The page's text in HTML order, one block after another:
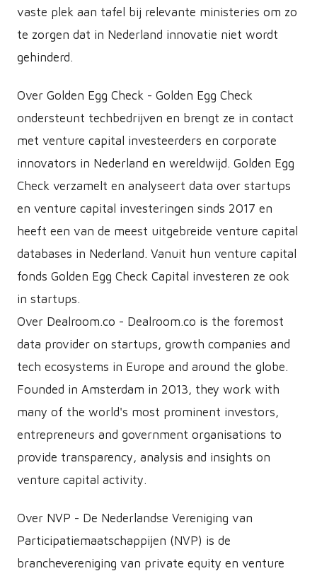
vaste plek aan tafel bij relevante ministeries om zo
te zorgen dat in Nederland innovatie niet wordt
gehinderd.
Over Golden Egg Check - Golden Egg Check
ondersteunt techbedrijven en brengt ze in contact
met venture capital investeerders en corporate
innovators in Nederland en wereldwijd. Golden Egg
Check verzamelt en analyseert data over startups
en venture capital investeringen sinds 2017 en
heeft een van de meest uitgebreide venture capital
databases in Nederland. Vanuit hun venture capital
fonds Golden Egg Check Capital investeren ze ook
in startups.
Over De​​alroom.co - Dealroom.co is the foremost
data provider on startups, growth companies and
tech ecosystems in Europe and around the globe.
Founded in Amsterdam in 2013, they work with
many of the world's most prominent investors,
entrepreneurs and government organisations to
provide transparency, analysis and insights on
venture capital activity.
Over NVP - De Nederlandse Vereniging van
Participatiemaatschappijen (NVP) is de
branchevereniging van private equity en venture